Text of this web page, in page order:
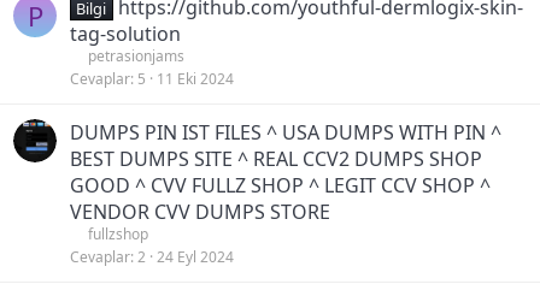
P Bilgi
https://github.com/youthful-dermlogix-skin-
tag-solution
petrasionjams
Cevaplar 5 11 Eki 2024
DUMPS PIN IST FILES ^ USA DUMPS WITH PIN ^
BEST DUMPS SITE ^ REAL CCV2 DUMPS SHOP
GOOD ^ CVV FULLZ SHOP ^ LEGIT CCV SHOP ^
VENDOR CVV DUMPS STORE
fullzshop
Cevaplar 2 24 Eyl 2024